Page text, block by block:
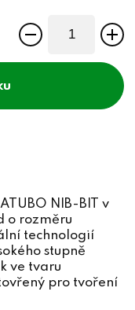
NIB-BIT v
o rozměru
technologií
stupně
ve tvaru
pro tvoření